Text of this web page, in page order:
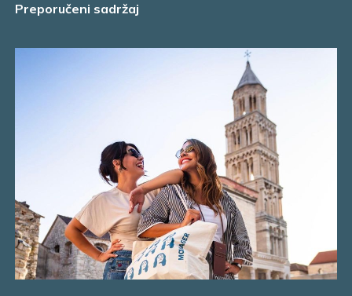
Preporučeni sadržaj